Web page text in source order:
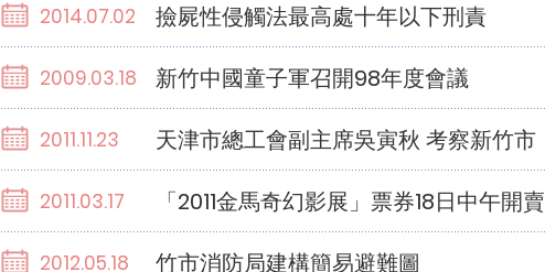
2014.07.02 撿屍性侵觸法最高處十年以下刑責
2009.03.18 新竹中國童子軍召開98年度會議
2011.11.23 天津市總工會副主席吳寅秋 考察新竹市
2011.03.17 「2011金馬奇幻影展」票券18日中午開賣
2012.05.18 竹市消防局建構簡易避難圖